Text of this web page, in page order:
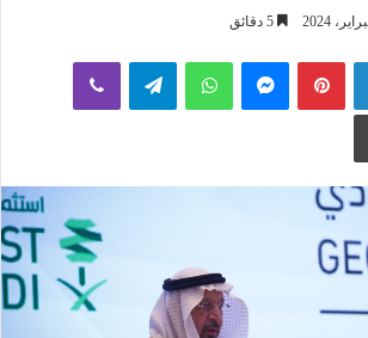
لينكدإن بينتيريستماسنجر واتساب تيلقرام ڤايبر
طباعة